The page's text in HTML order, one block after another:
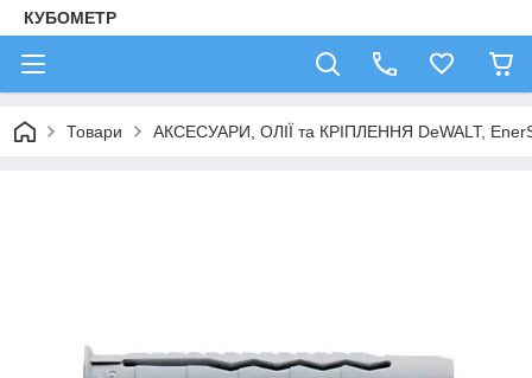
КУБОМЕТР
Товари АКСЕСУАРИ, ОЛІЇ та КРІПЛЕННЯ DeWALT,